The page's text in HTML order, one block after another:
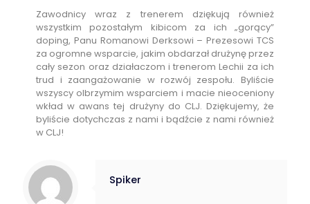
Zawodnicy wraz z trenerem dziękują również
wszystkim pozostałym kibicom za ich „gorący”
doping, Panu Romanowi Derksowi – Prezesowi TCS
za ogromne wsparcie, jakim obdarzał drużynę przez
cały sezon oraz działaczom i trenerom Lechii za ich
trud i zaangażowanie w rozwój zespołu. Byliście
wszyscy olbrzymim wsparciem i macie nieoceniony
wkład w awans tej drużyny do CLJ. Dziękujemy, że
byliście dotychczas z nami i bądźcie z nami również
w CLJ!
Spiker